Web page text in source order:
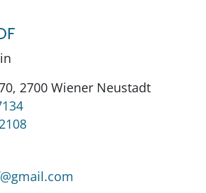
2700 Wiener Neustadt